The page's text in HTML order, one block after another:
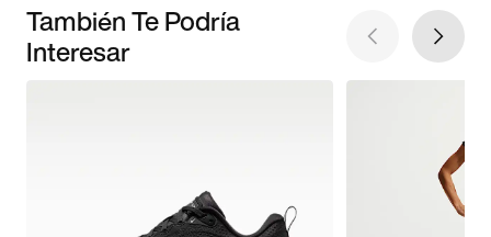
También Te Podría
Interesar